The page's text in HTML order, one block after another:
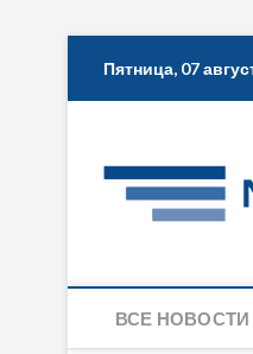
Пятница, 07
ВСЕ НОВОСТИ